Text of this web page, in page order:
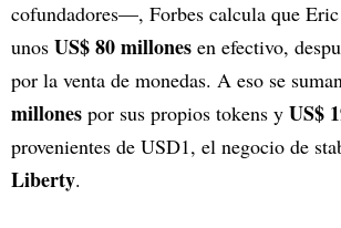
cofundadores—, Forbes calcula que
unos US$ 80 millones en efectivo,
por la venta de monedas. A eso se
millones por sus propios tokens y US$
provenientes de USD1, el negocio de
Liberty.